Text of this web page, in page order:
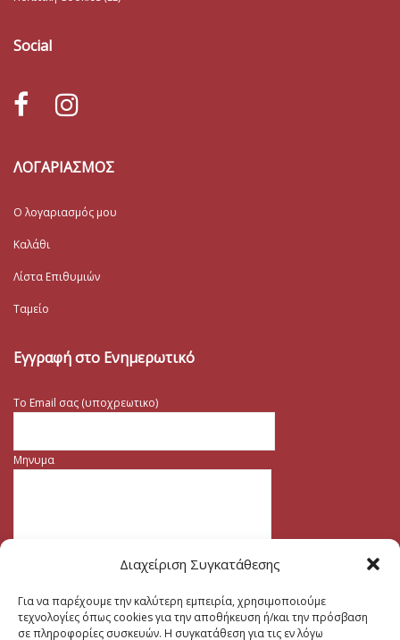
Διαχείριση Συγκατάθεσης
Για να παρέχουμε την καλύτερη εμπειρία, χρησιμοποιούμε
τεχνολογίες όπως cookies για την αποθήκευση ή/και την πρόσβαση
σε πληροφορίες συσκευών. Η συγκατάθεση για τις εν λόγω
Social
ΛΟΓΑΡΙΑΣΜΟΣ
Ο λογαριασμός μου
Καλάθι
Λίστα Επιθυμιών
Ταμείο
Εγγραφή στο Ενημερωτικό
Το Email σας (υποχρεωτικο)
Μηνυμα